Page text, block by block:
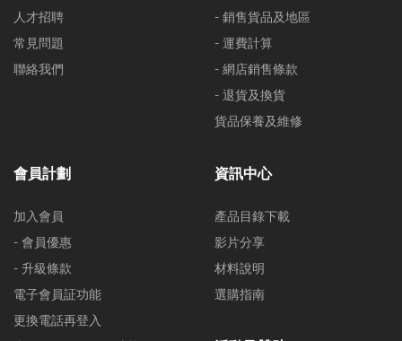
人才招聘
常見問題
聯絡我們
- 銷售貨品及地區
- 運費計算
- 網店銷售條款
- 退貨及換貨
貨品保養及維修
會員計劃
加入會員
- 會員優惠
- 升級條款
電子會員証功能
更換電話再登入
資訊中心
產品目錄下載
影片分享
材料說明
選購指南